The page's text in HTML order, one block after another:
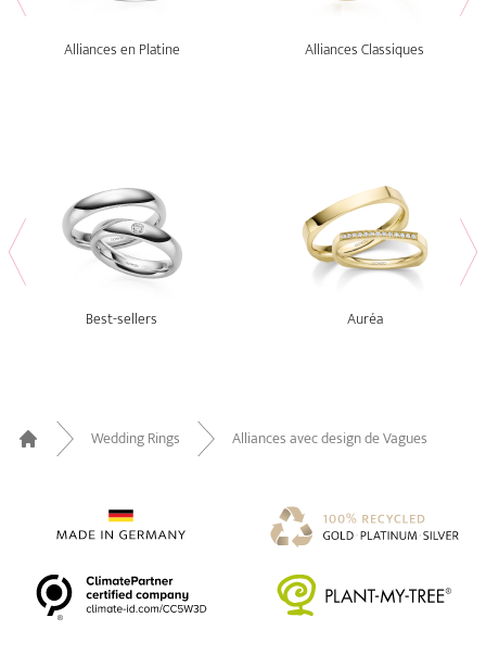
Alliances en Platine Alliances Classiques
Best-sellers Auréa
Home
Wedding Rings Alliances avec design de Vagues